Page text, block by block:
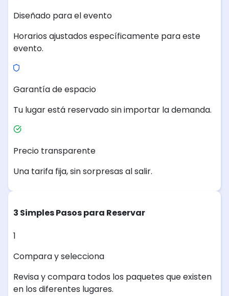
Diseñado para el evento
Horarios ajustados específicamente para este
evento.
Garantía de espacio
Tu lugar está reservado sin importar la demanda.
Precio transparente
Una tarifa fija, sin sorpresas al salir.
3 Simples Pasos para Reservar
1
Compara y selecciona
Revisa y compara todos los paquetes que existen
en los diferentes lugares.